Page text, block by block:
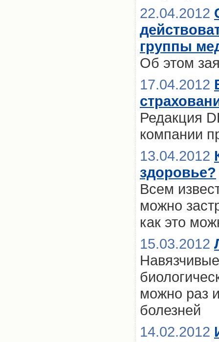
22.04.2012
группы
Об этом
17.04.2012
Редакция
компании
13.04.2012
здоровье?
Всем
можно
как это
15.03.2012
можно раз
болезней
14.02.2012